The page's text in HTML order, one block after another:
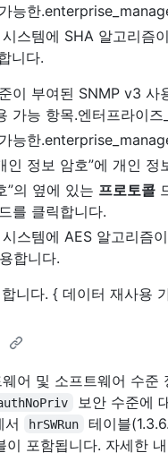
능한
스템에 SHA 알고리
니다.
이 부여된 SNMP v3 사
가능 항목.엔터프라이
능한
인 정보 암호”에 개인 정
”의 옆에 있는 프로토콜
를 클릭합니다.
스템에 AES 알고리즘
합니다.
니다. { 데이터 재사용
어 및 소프트웨어 수
보안 수준에
서
hrSWRun 테이블
포함됩니다. 자세한